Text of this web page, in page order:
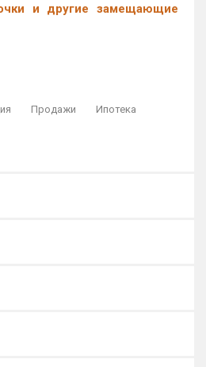
и другие замещающие
Продажи
Ипотека